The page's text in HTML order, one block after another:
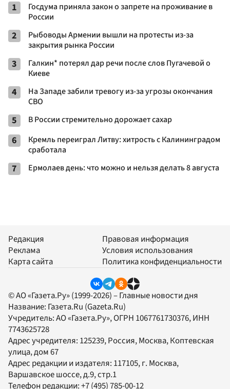
1
Госдума приняла закон о запрете на проживание в
России
2
Рыбоводы Армении вышли на протесты из-за
закрытия рынка России
3
Галкин* потерял дар речи после слов Пугачевой о
Киеве
4
На Западе забили тревогу из-за угрозы окончания
СВО
5 В России стремительно дорожает сахар
6
Кремль переиграл Литву: хитрость с Калининградом
сработала
7 Ермолаев день: что можно и нельзя делать 8 августа
Редакция
Реклама
Карта сайта
Правовая информация
Условия использования
Политика конфиденциальности
© АО «Газета.Ру» (1999-2026) – Главные новости дня
Название: Газета.Ru (Gazeta.Ru)
Учредитель:АО «Газета.Ру», ОГРН 1067761730376, ИНН
7743625728
Адрес учредителя: 125239, Россия, Москва, Коптевская
улица, дом 67
Адрес редакции и издателя: 117105, г. Москва,
Варшавское шоссе, д.9, стр.1
Телефон редакции:+7 (495) 785-00-12